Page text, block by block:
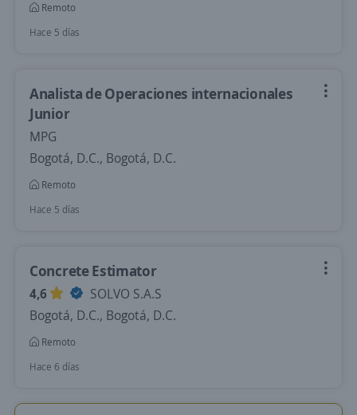
Remoto
Hace 5 días
Analista de Operaciones internacionales
Junior
MPG
Bogotá, D.C., Bogotá, D.C.
Remoto
Hace 5 días
Concrete Estimator
4,6
SOLVO S.A.S
Bogotá, D.C., Bogotá, D.C.
Remoto
Hace 6 días